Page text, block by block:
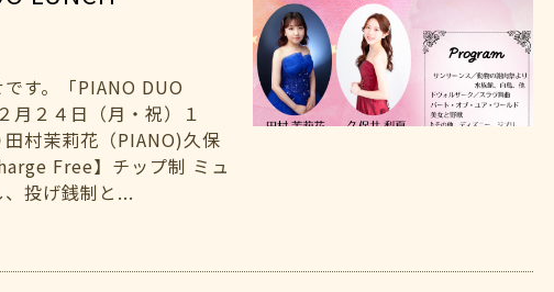
す。「PIANO DUO
月２４日（月・祝）１
村茉莉花（PIANO)久保
Free】チップ制 ミュ
投げ銭制と...